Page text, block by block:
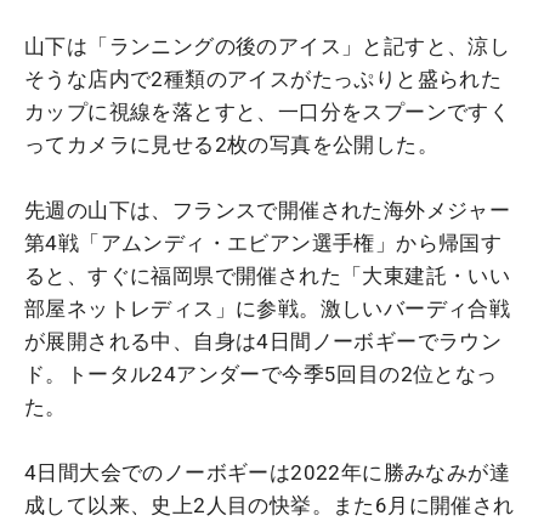
山下は「ランニングの後のアイス」と記すと、涼し
そうな店内で2種類のアイスがたっぷりと盛られた
カップに視線を落とすと、一口分をスプーンですく
ってカメラに見せる2枚の写真を公開した。
先週の山下は、フランスで開催された海外メジャー
第4戦「アムンディ・エビアン選手権」から帰国す
ると、すぐに福岡県で開催された「大東建託・いい
部屋ネットレディス」に参戦。激しいバーディ合戦
が展開される中、自身は4日間ノーボギーでラウン
ド。トータル24アンダーで今季5回目の2位となっ
た。
4日間大会でのノーボギーは2022年に勝みなみが達
成して以来、史上2人目の快挙。また6月に開催され